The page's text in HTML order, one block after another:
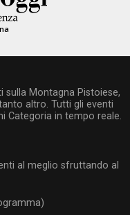
Montagna Pistoiese,
altro. Tutti gli eventi
Categoria in tempo reale.
al meglio sfruttando al